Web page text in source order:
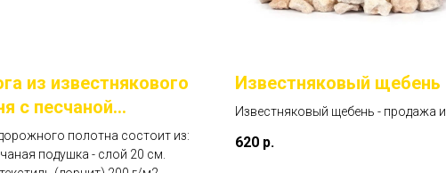
из известнякового
с песчаной
и геотекстилем.
"Эконом" №2)
полотна состоит из:
подушка - слой 20 см.
(дорнит) 200 г/м2.
Известняковый щебень
Известняковый щебень - продажа и
области
620 р.